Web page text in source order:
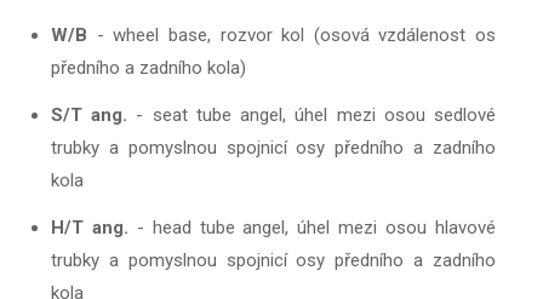
W/B - wheel base, rozvor kol (osová vzdálenost os
předního a zadního kola)
S/T ang. - seat tube angel, úhel mezi osou sedlové
trubky a pomyslnou spojnicí osy předního a zadního
kola
H/T ang. - head tube angel, úhel mezi osou hlavové
trubky a pomyslnou spojnicí osy předního a zadního
kola